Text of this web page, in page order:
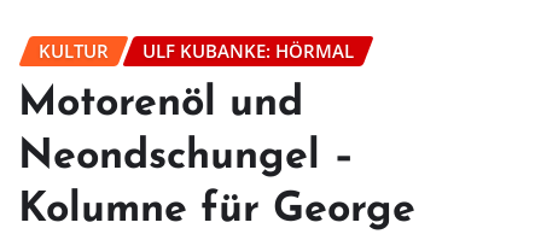
KULTUR ULF KUBANKE: HÖRMAL
Motorenöl und
Neondschungel –
Kolumne für George